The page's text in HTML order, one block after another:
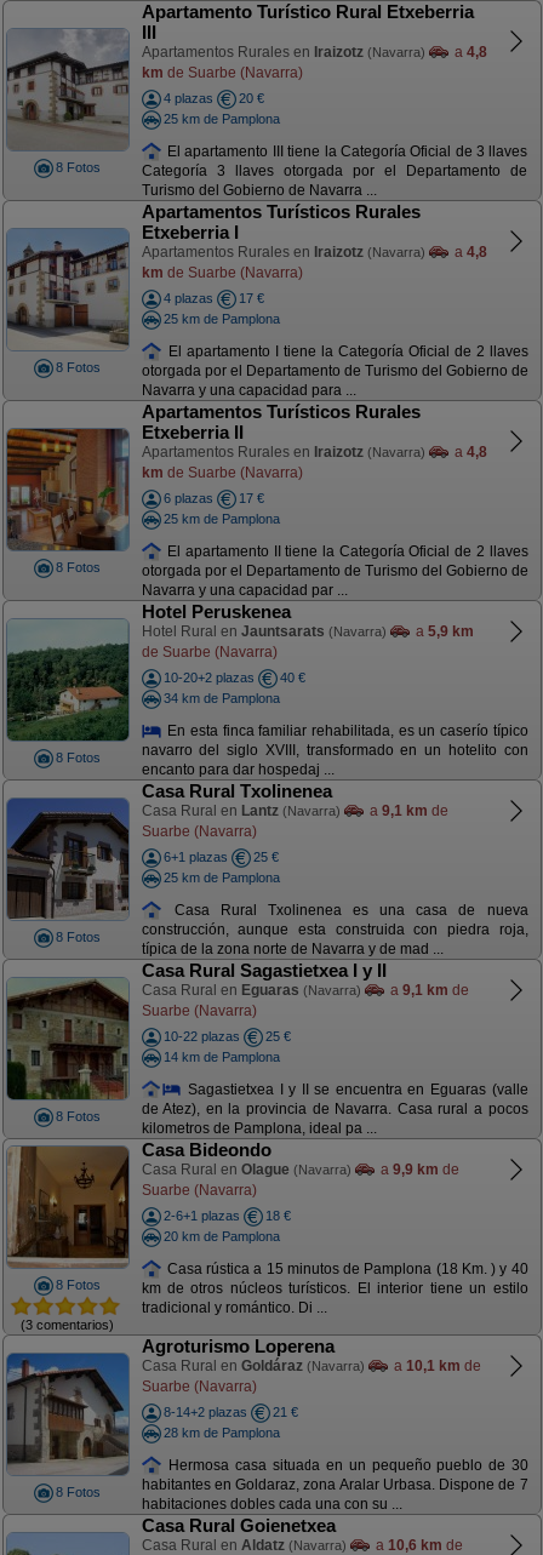
8 Fotos
Apartamento Turístico Rural Etxeberria
III
Apartamentos Rurales en Iraizotz (Navarra) a 4,8
km de Suarbe (Navarra)
4 plazas
20 €
25 km de Pamplona
El apartamento III tiene la Categoría Oficial de 3 llaves
Categoría 3 llaves otorgada por el Departamento de
Turismo del Gobierno de Navarra ...
8 Fotos
Apartamentos Turísticos Rurales
Etxeberria I
Apartamentos Rurales en Iraizotz (Navarra) a 4,8
km de Suarbe (Navarra)
4 plazas
17 €
25 km de Pamplona
El apartamento I tiene la Categoría Oficial de 2 llaves
otorgada por el Departamento de Turismo del Gobierno de
Navarra y una capacidad para ...
8 Fotos
Apartamentos Turísticos Rurales
Etxeberria II
Apartamentos Rurales en Iraizotz (Navarra) a 4,8
km de Suarbe (Navarra)
6 plazas
17 €
25 km de Pamplona
El apartamento II tiene la Categoría Oficial de 2 llaves
otorgada por el Departamento de Turismo del Gobierno de
Navarra y una capacidad par ...
8 Fotos
Hotel Peruskenea
Hotel Rural en Jauntsarats (Navarra) a 5,9 km
de Suarbe (Navarra)
10-20+2 plazas
40 €
34 km de Pamplona
En esta finca familiar rehabilitada, es un caserío típico
navarro del siglo XVIII, transformado en un hotelito con
encanto para dar hospedaj ...
8 Fotos
Casa Rural Txolinenea
Casa Rural en Lantz (Navarra) a 9,1 km de
Suarbe (Navarra)
6+1 plazas
25 €
25 km de Pamplona
Casa Rural Txolinenea es una casa de nueva
construcción, aunque esta construida con piedra roja,
típica de la zona norte de Navarra y de mad ...
8 Fotos
Casa Rural Sagastietxea I y II
Casa Rural en Eguaras (Navarra) a 9,1 km de
Suarbe (Navarra)
10-22 plazas
25 €
14 km de Pamplona
Sagastietxea I y II se encuentra en Eguaras (valle
de Atez), en la provincia de Navarra. Casa rural a pocos
kilometros de Pamplona, ideal pa ...
8 Fotos
(3 comentarios)
Casa Bideondo
Casa Rural en Olague (Navarra) a 9,9 km de
Suarbe (Navarra)
2-6+1 plazas
18 €
20 km de Pamplona
Casa rústica a 15 minutos de Pamplona (18 Km. ) y 40
km de otros núcleos turísticos. El interior tiene un estilo
tradicional y romántico. Di ...
8 Fotos
Agroturismo Loperena
Casa Rural en Goldáraz (Navarra) a 10,1 km de
Suarbe (Navarra)
8-14+2 plazas
21 €
28 km de Pamplona
Hermosa casa situada en un pequeño pueblo de 30
habitantes en Goldaraz, zona Aralar Urbasa. Dispone de 7
habitaciones dobles cada una con su ...
Casa Rural Goienetxea
Casa Rural en Aldatz (Navarra) a 10,6 km de